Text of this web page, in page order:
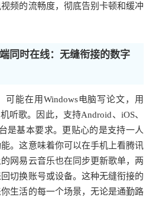
频的流畅度，彻底告别卡顿和缓冲
同时在线：无缝衔接的数字
可能在用Windows电脑写论文，用
听歌。因此，支持Android、iOS、
是基本要求。更贴心的是支持一人
。这意味着你可以在手机上看腾讯
网易云音乐也在同步更新歌单，两
切换账号或设备。这种无缝衔接的
生活的每一个场景，无论是通勤路